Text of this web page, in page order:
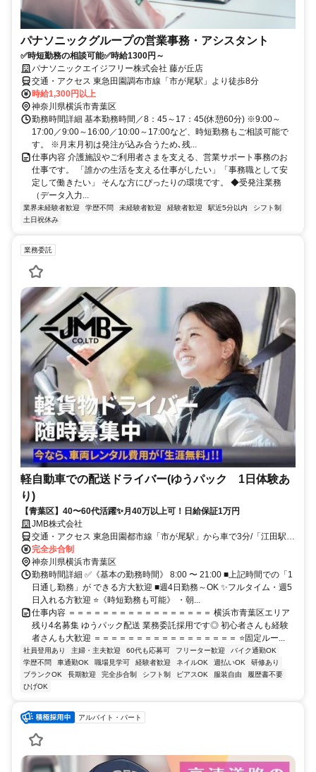
パナソニックグループの営業事務・アシスタント
✅時短勤務の相談可能✅時給1300円～
パナソニックエイジフリー株式会社 藤が丘店
交通・アクセス 東急田園調布市線「市が尾駅」より徒歩8分
時給1,300円以上
神奈川県横浜市青葉区
勤務時間詳細 基本勤務時間／8：45～17：45(休憩60分) ※9:00～
17:00／9:00～16:00／10:00～17:00など、時短勤務もご相談可能で
す。 ※月末月初は発注が込み合うため､残...
仕事内容 介護施設やご利用者さまを支える、営業サポート事務のお
仕事です。 「誰かの生活を支える仕事がしたい」「事務職として安
定して働きたい」 そんな方にぴったりの環境です。 ◆受発注業務
（データ入力...
業界未経験者歓迎 学歴不問 未経験者歓迎 経験者歓迎 駅近5分以内
シフト制
土日祝休み
業務委託
軽自動車での配送ドライバー(ゆうパック 1日体験あ
り)
【青葉区】40〜60代活躍✨月40万以上可！日給保証1万円
JMB株式会社
交通・アクセス 東急田園都市線「市が尾駅」から車で3分/「江田駅」
から車で5分 ※車・バイク通勤OK！
完全歩合制
神奈川県横浜市青葉区
勤務時間詳細 ✅《基本の勤務時間》 8:00 〜 21:00 ■上記時間での「1
日通し勤務」が できる方大歓迎 ■週4日勤務～OK ✨フルタイム・週5
日入れる方歓迎 ⭐《時短勤務も可能》 ・朝...
仕事内容 ＝＝＝＝＝＝＝＝＝＝＝＝＝＝＝＝＝ 横浜市青葉区エリア
残り4名募集 ゆうパック配送 業務委託採用です◎ 初心者さんも経験
者さんも大歓迎 ＝＝＝＝＝＝＝＝＝＝＝＝＝＝＝＝＝ ⭐固定ルー...
社員登用あり 主婦・主夫歓迎 60代も応募可 フリーター歓迎
バイク通勤OK
学歴不問
車通勤OK 職場見学可 経験者歓迎 ネイルOK 週払いOK
研修あり
ブランクOK
長期歓迎 完全歩合制 シフト制 ピアスOK 服装自由
履歴書不要
ひげOK
アルバイト・パート